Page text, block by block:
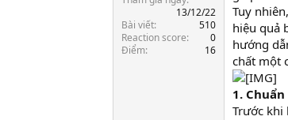
13/12/22
Bài viết
510
Reaction score
0
Điểm
16
Tuy
hiệu quả
hướng
chất một
1.
Trước khi